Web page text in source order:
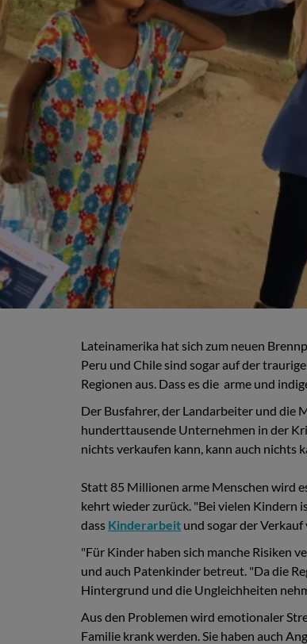
Lateinamerika hat sich zum neuen
Peru und Chile sind sogar auf der
Regionen aus. Dass es die arme und
Der Busfahrer, der Landarbeiter und die
hunderttausende Unternehmen in der
nichts verkaufen kann, kann auch nichts
Statt 85 Millionen arme Menschen wird
kehrt wieder zurück. "Bei vielen Kindern
dass Kinderarbeit und sogar der
"Für Kinder haben sich manche Risiken
und auch Patenkinder betreut. "Da die
Hintergrund und die Ungleichheiten
Aus den Problemen wird emotionaler
Familie krank werden. Sie haben auch